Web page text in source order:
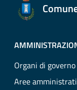
Organi di governo
Aree